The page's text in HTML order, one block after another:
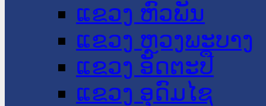
ແຂວງ ຫົວພັນ
ແຂວງ ຫຼວງພະບາງ
ແຂວງ ອັດຕະປື
ແຂວງ ອຸດົມໄຊ